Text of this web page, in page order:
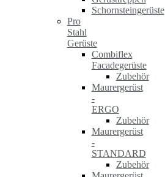
Schornsteingerüste
Pro
Stahl
Gerüste
Combiflex
Facadegerüste
Zubehör
Maurergerüst
-
ERGO
Zubehör
Maurergerüst
-
STANDARD
Zubehör